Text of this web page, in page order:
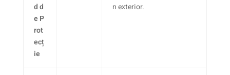
d d
e P
rot
ecț
ie
n exterior.